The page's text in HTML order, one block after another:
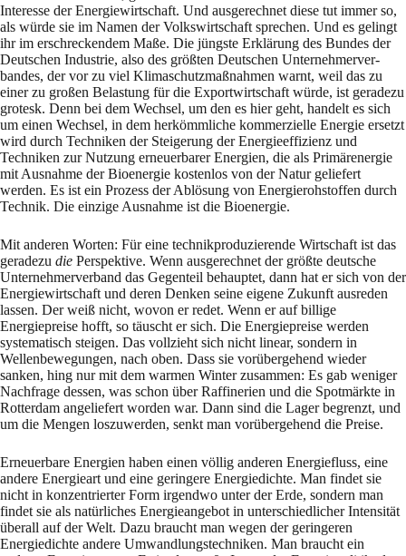
Interesse der Ener­giewirt­schaft. Und ausgerechnet diese tut immer so,
als würde sie im Namen der Volkswirtschaft sprechen. Und es gelingt
ihr im erschreckendem Maße. Die jüngste Er­klärung des Bundes der
Deutschen Industrie, also des größten Deutschen Unter­nehmer­ver­
bandes, der vor zu viel Kli­maschutzmaßnahmen warnt, weil das zu
einer zu gro­ßen Be­lastung für die Exportwirtschaft würde, ist geradezu
grotesk. Denn bei dem Wechsel, um den es hier geht, handelt es sich
um einen Wechsel, in dem herkömmliche kommerzielle Energie ersetzt
wird durch Techniken der Steigerung der Energieeffizienz und
Techniken zur Nutzung erneuerbarer Energien, die als Primärenergie
mit Ausnahme der Bioenergie kostenlos von der Natur geliefert
werden. Es ist ein Prozess der Ablösung von Energierohstoffen durch
Technik. Die einzige Ausnahme ist die Bioenergie.
Mit anderen Worten: Für eine technikproduzierende Wirtschaft ist das
geradezu die Perspek­tive. Wenn ausgerechnet der größte deutsche
Unternehmerverband das Gegenteil behauptet, dann hat er sich von der
Energiewirtschaft und deren Denken seine eigene Zukunft ausreden
lassen. Der weiß nicht, wovon er redet. Wenn er auf billige
Energiepreise hofft, so täuscht er sich. Die Ener­giepreise werden
systematisch steigen. Das vollzieht sich nicht linear, sondern in
Wellenbewe­gungen, nach oben. Dass sie vorübergehend wieder
sanken, hing nur mit dem warmen Winter zusammen: Es gab weniger
Nachfrage dessen, was schon über Raffinerien und die Spotmärkte in
Rot­terdam angeliefert worden war. Dann sind die Lager begrenzt, und
um die Mengen loszuwerden, senkt man vorübergehend die Preise.
Erneuerbare Energien haben einen völlig anderen Energiefluss, eine
andere Energieart und eine geringere Energiedichte. Man findet sie
nicht in konzentrierter Form irgendwo unter der Erde, sondern man
findet sie als natürliches Energieangebot in unterschiedlicher Intensität
überall auf der Welt. Dazu braucht man wegen der geringeren
Energiedichte andere Um­wandlungstechniken. Man braucht ein